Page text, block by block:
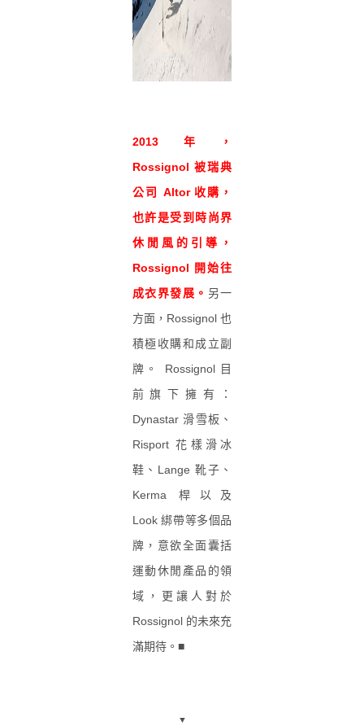
2013年，
Rossignol 被瑞典
公司 Altor 收購，
也許是受到時尚界
休閒風的引導，
Rossignol 開始往
成衣界發展。 另一
方面，Rossignol 也
積極收購和成立副
牌。 Rossignol 目
前旗下擁有：
Dynastar 滑雪板、
Risport 花樣滑冰
鞋、Lange 靴子、
Kerma 桿以及
Look 綁帶等多個品
牌，意欲全面囊括
運動休閒產品的領
域，更讓人對於
Rossignol 的未來充
滿期待。■
▼